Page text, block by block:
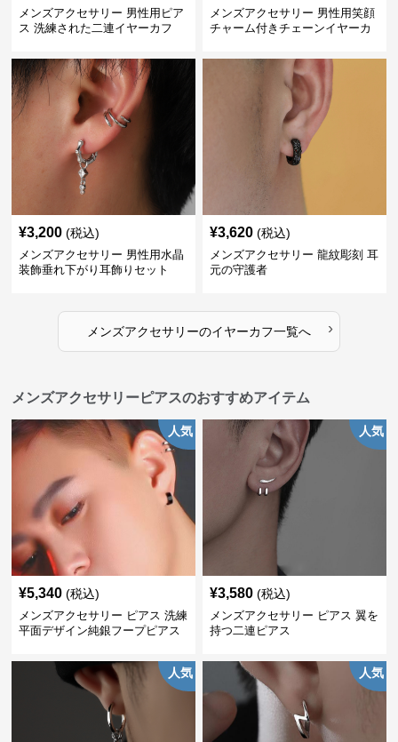
メンズアクセサリー 男性用ピア
ス 洗練された二連イヤーカフ
メンズアクセサリー 男性用笑顔
チャーム付きチェーンイヤーカ
¥3,200 (税込)
メンズアクセサリー 男性用水晶
装飾垂れ下がり耳飾りセット
¥3,620 (税込)
メンズアクセサリー 龍紋彫刻 耳
元の守護者
メンズアクセサリーのイヤーカフ一覧へ ›
メンズアクセサリーピアスのおすすめアイテム
人気
¥5,340 (税込)
メンズアクセサリー ピアス 洗練
平面デザイン純銀フープピアス
人気
¥3,580 (税込)
メンズアクセサリー ピアス 翼を
持つ二連ピアス
人気 人気